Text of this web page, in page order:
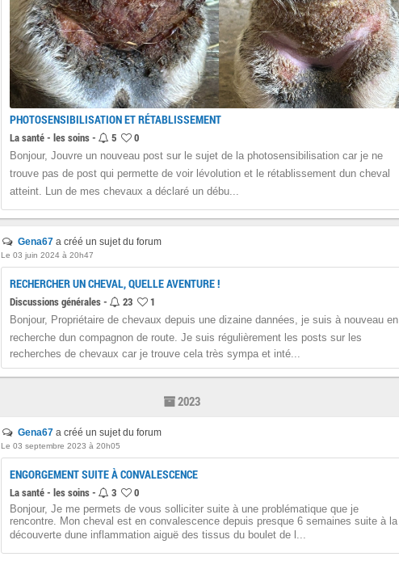
PHOTOSENSIBILISATION ET RÉTABLISSEMENT
La santé - les soins - 5 0
Bonjour, Jouvre un nouveau post sur le sujet de la photosensibilisation car je ne
trouve pas de post qui permette de voir lévolution et le rétablissement dun cheval
atteint. Lun de mes chevaux a déclaré un débu...
Gena67 a créé un sujet du forum
Le 03 juin 2024 à 20h47
RECHERCHER UN CHEVAL, QUELLE AVENTURE !
Discussions générales - 23 1
Bonjour, Propriétaire de chevaux depuis une dizaine dannées, je suis à nouveau en
recherche dun compagnon de route. Je suis régulièrement les posts sur les
recherches de chevaux car je trouve cela très sympa et inté...
2023
Gena67 a créé un sujet du forum
Le 03 septembre 2023 à 20h05
ENGORGEMENT SUITE À CONVALESCENCE
La santé - les soins - 3 0
Bonjour, Je me permets de vous solliciter suite à une problématique que je
rencontre. Mon cheval est en convalescence depuis presque 6 semaines suite à la
découverte dune inflammation aiguë des tissus du boulet de l...